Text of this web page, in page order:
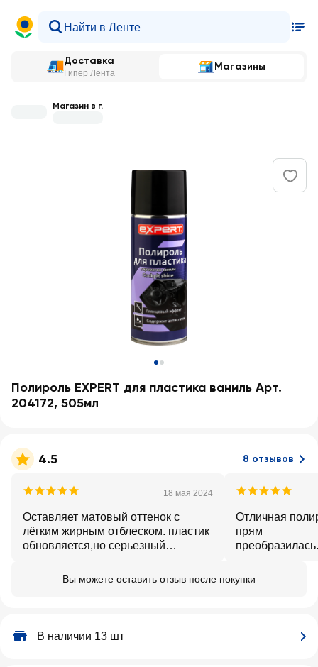
Доставка
Гипер Лента
Магазины
Магазин в г.
Полироль EXPERT для пластика ваниль Арт.
204172, 505мл
4.5 8 отзывов
18 мая 2024
Оставляет матовый оттенок с
лёгким жирным отблеском. пластик
обновляется,но серьезный
заметными,но окончательно не
Отличная
прям
Вы можете оставить отзыв после покупки
В наличии 13 шт